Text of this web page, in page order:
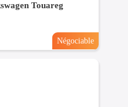
Touareg
Négociable